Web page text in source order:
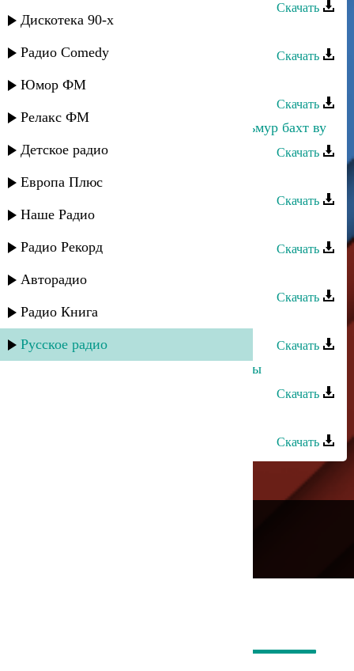
Дискотека 90-х
Радио Comedy
Юмор ФМ
Релакс ФМ
Детское радио
Европа Плюс
Наше Радио
Радио Рекорд
Авторадио
Радио Книга
Русское радио
Скачать
Скачать
Эльчин Давудов - Рядом
Скачать
Равид Давудов и Б. Раджабова - Уьмур бахт ву
Скачать
Эльчин Кулиев - Дорога из звезд
Скачать
Эльчин Кулиев - Для тебя
Скачать
Скачать
Эльчин Кулиев - Геджялярь
Скачать
Султан и Эльчин Кулиев - Вне игры
Скачать
Скачать